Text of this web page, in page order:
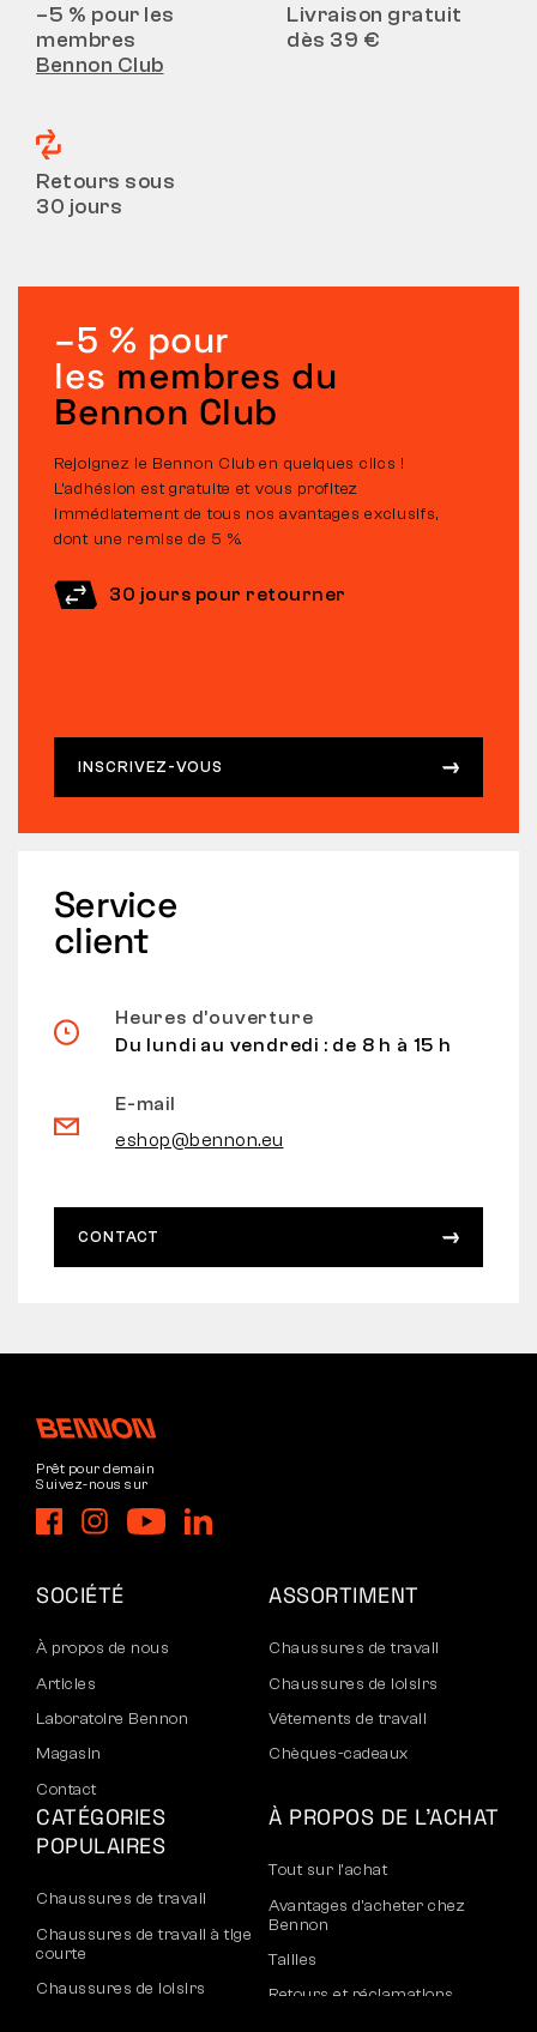
–5 % pour les
membres
Bennon Club
Livraison gratuit
dès 39 €
Retours sous
30 jours
–5 % pour
les membres du
Bennon Club
Rejoignez le Bennon Club en quelques clics !
L’adhésion est gratuite et vous profitez
immédiatement de tous nos avantages exclusifs,
dont une remise de 5 %.
30 jours pour retourner
INSCRIVEZ-VOUS
Service
client
Heures d’ouverture
Du lundi au vendredi : de 8 h à 15 h
E-mail
eshop@bennon.eu
CONTACT
Prêt pour demain
Suivez-nous sur
SOCIÉTÉ
À propos de nous
Articles
Laboratoire Bennon
Magasin
Contact
ASSORTIMENT
Chaussures de travail
Chaussures de loisirs
Vêtements de travail
Chèques-cadeaux
CATÉGORIES
POPULAIRES
Chaussures de travail
Chaussures de travail à tige
courte
Chaussures de loisirs
À PROPOS DE L’ACHAT
Tout sur l’achat
Avantages d’acheter chez
Bennon
Tailles
Retours et réclamations